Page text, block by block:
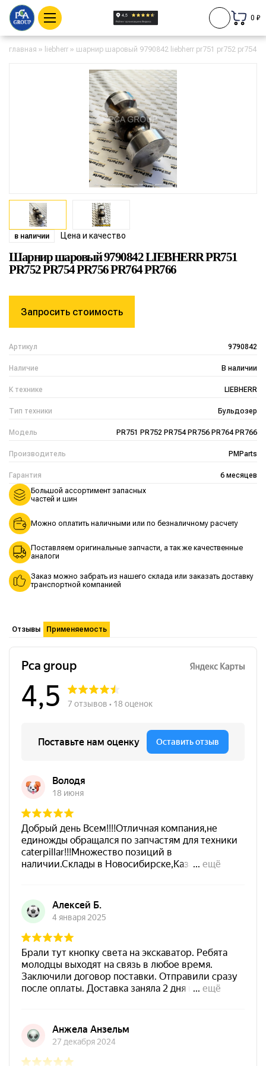
0 ₽
главная » liebherr » шарнир шаровый 9790842 liebherr pr751 pr752 pr754
в наличии Цена и качество
Шарнир шаровый 9790842 LIEBHERR PR751
PR752 PR754 PR756 PR764 PR766
Артикул 9790842
Наличие В наличии
К технике LIEBHERR
Тип техники Бульдозер
Модель PR751 PR752 PR754 PR756 PR764 PR766
Производитель PMParts
Гарантия 6 месяцев
Запросить стоимость
Большой ассортимент запасных
частей и шин
Можно оплатить наличными или по безналичному расчету
Поставляем оригинальные запчасти, а так же качественные
аналоги
Заказ можно забрать из нашего склада или заказать доставку
транспортной компанией
Отзывы Применяемость